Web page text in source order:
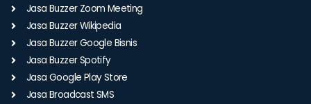
Jasa Buzzer Zoom Meeting
Jasa Buzzer Wikipedia
Jasa Buzzer Google Bisnis
Jasa Buzzer Spotify
Jasa Google Play Store
Jasa Broadcast SMS